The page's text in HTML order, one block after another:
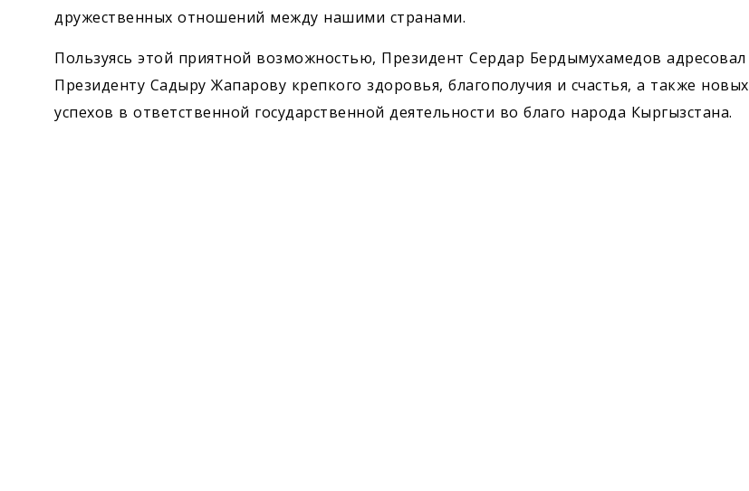
дружественных отношений между нашими странами.
Пользуясь этой приятной возможностью, Президент Сердар Бердымухамедов адресовал
Президенту Садыру Жапарову крепкого здоровья, благополучия и счастья, а также новых
успехов в ответственной государственной деятельности во благо народа Кыргызстана.